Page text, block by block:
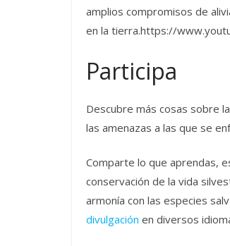
amplios compromisos de
en la tierra.https://
Participa
Descubre más cosas sobre
las amenazas a las que se
Comparte lo que aprendas,
conservación de la vida
armonía con las especies
divulgación en diversos